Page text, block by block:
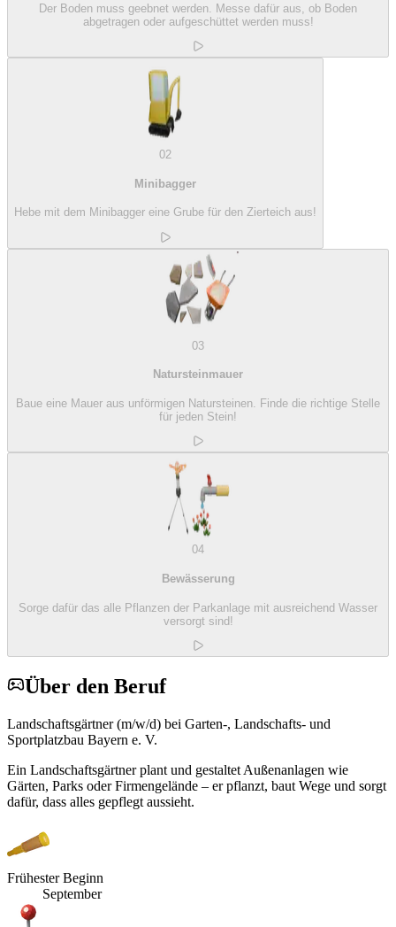
Der Boden muss geebnet werden. Messe dafür aus, ob Boden
abgetragen oder aufgeschüttet werden muss!
02
Minibagger
Hebe mit dem Minibagger eine Grube für den Zierteich aus!
03
Natursteinmauer
Baue eine Mauer aus unförmigen Natursteinen. Finde die richtige Stelle
für jeden Stein!
04
Bewässerung
Sorge dafür das alle Pflanzen der Parkanlage mit ausreichend Wasser
versorgt sind!
Über den Beruf
Landschaftsgärtner (m/w/d) bei Garten-, Landschafts- und
Sportplatzbau Bayern e. V.
Ein Landschaftsgärtner plant und gestaltet Außenanlagen wie
Gärten, Parks oder Firmengelände – er pflanzt, baut Wege und sorgt
dafür, dass alles gepflegt aussieht.
Frühester Beginn
September